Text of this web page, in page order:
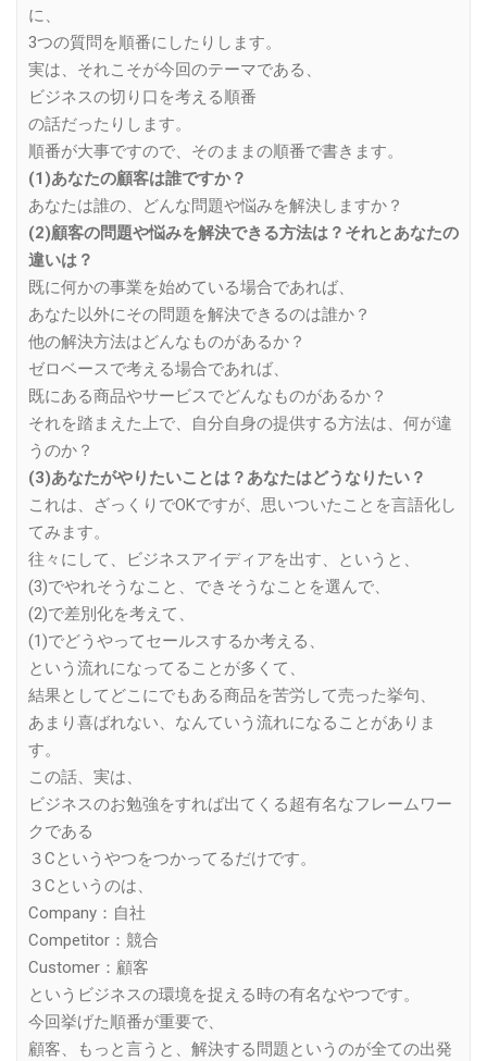
に、
3つの質問を順番にしたりします。
実は、それこそが今回のテーマである、
ビジネスの切り口を考える順番
の話だったりします。
順番が大事ですので、そのままの順番で書きます。
(1)あなたの顧客は誰ですか？
あなたは誰の、どんな問題や悩みを解決しますか？
(2)顧客の問題や悩みを解決できる方法は？それとあなたの
違いは？
既に何かの事業を始めている場合であれば、
あなた以外にその問題を解決できるのは誰か？
他の解決方法はどんなものがあるか？
ゼロベースで考える場合であれば、
既にある商品やサービスでどんなものがあるか？
それを踏まえた上で、自分自身の提供する方法は、何が違
うのか？
(3)あなたがやりたいことは？あなたはどうなりたい？
これは、ざっくりでOKですが、思いついたことを言語化し
てみます。
往々にして、ビジネスアイディアを出す、というと、
(3)でやれそうなこと、できそうなことを選んで、
(2)で差別化を考えて、
(1)でどうやってセールスするか考える、
という流れになってることが多くて、
結果としてどこにでもある商品を苦労して売った挙句、
あまり喜ばれない、なんていう流れになることがありま
す。
この話、実は、
ビジネスのお勉強をすれば出てくる超有名なフレームワー
クである
３Cというやつをつかってるだけです。
３Cというのは、
Company：自社
Competitor：競合
Customer：顧客
というビジネスの環境を捉える時の有名なやつです。
今回挙げた順番が重要で、
顧客、もっと言うと、解決する問題というのが全ての出発